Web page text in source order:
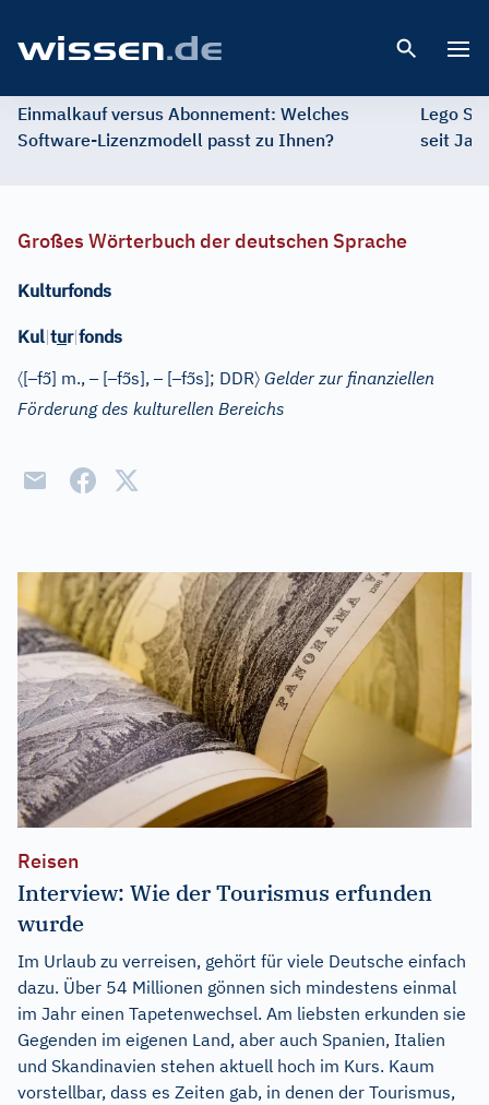
Einmalkauf versus Abonnement: Welches
Software-Lizenzmodell passt zu Ihnen?
Lego
seit
Großes Wörterbuch der deutschen Sprache
Kulturfonds
Kul|tur|fonds
〈[–fɔ̃] m.,– [–fɔ̃s],– [–fɔ̃s]; DDR〉 Gelder zur finanziellen
Förderung des kulturellen Bereichs
Reisen
Interview: Wie der Tourismus erfunden
wurde
Im Urlaub zu verreisen, gehört für viele Deutsche einfach
dazu. Über 54 Millionen gönnen sich mindestens einmal
im Jahr einen Tapetenwechsel. Am liebsten erkunden sie
Gegenden im eigenen Land, aber auch Spanien, Italien
und Skandinavien stehen aktuell hoch im Kurs. Kaum
vorstellbar, dass es Zeiten gab, in denen der Tourismus,